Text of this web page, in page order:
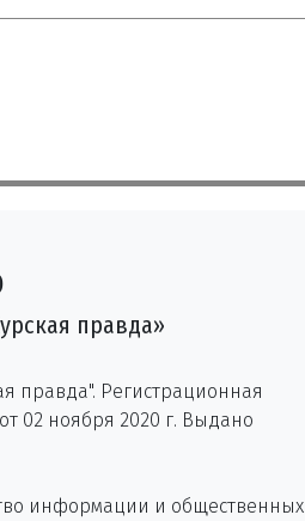
правда»
правда". Регистрационная
02 ноября 2020 г. Выдано
информации и общественных